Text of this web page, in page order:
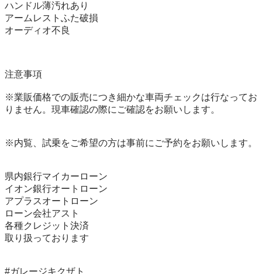
ハンドル薄汚れあり
アームレストふた破損
オーディオ不良
注意事項
※業販価格での販売につき細かな車両チェックは行なってお
りません。現車確認の際にご確認をお願いします。
※内覧、試乗をご希望の方は事前にご予約をお願いします。
県内銀行マイカーローン
イオン銀行オートローン
アプラスオートローン
ローン会社アスト
各種クレジット決済
取り扱っております
#ガレージキクザト